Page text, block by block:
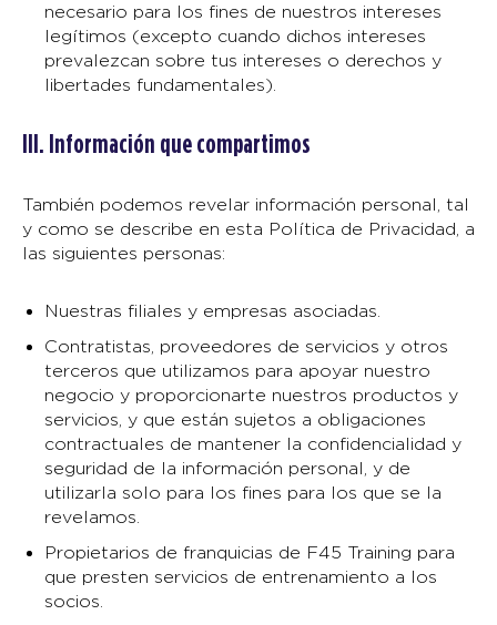
necesario para los fines de nuestros intereses
legítimos (excepto cuando dichos intereses
prevalezcan sobre tus intereses o derechos y
libertades fundamentales).
III. Información que compartimos
También podemos revelar información personal, tal
y como se describe en esta Política de Privacidad, a
las siguientes personas:
Nuestras filiales y empresas asociadas.
Contratistas, proveedores de servicios y otros
terceros que utilizamos para apoyar nuestro
negocio y proporcionarte nuestros productos y
servicios, y que están sujetos a obligaciones
contractuales de mantener la confidencialidad y
seguridad de la información personal, y de
utilizarla solo para los fines para los que se la
revelamos.
Propietarios de franquicias de F45 Training para
que presten servicios de entrenamiento a los
socios.